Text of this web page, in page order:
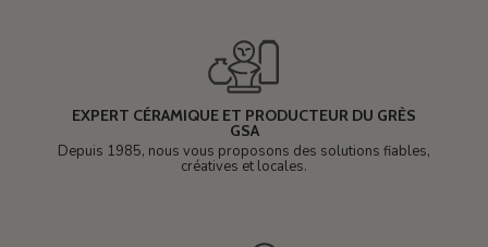
EXPERT CÉRAMIQUE ET PRODUCTEUR DU GRÈS
GSA
Depuis 1985, nous vous proposons des solutions fiables,
créatives et locales.